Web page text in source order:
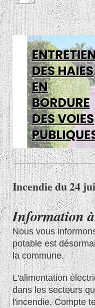
Incendie du 24
Information
Nous vous
potable est
la commune.
L'alimentation
dans les secteurs
l'incendie. Compte